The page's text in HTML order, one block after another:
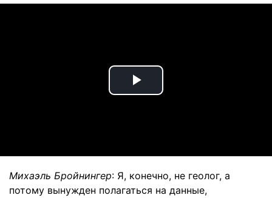
Play
Михаэль Бройнингер: Я, конечно, не геолог, а
потому вынужден полагаться на данные,